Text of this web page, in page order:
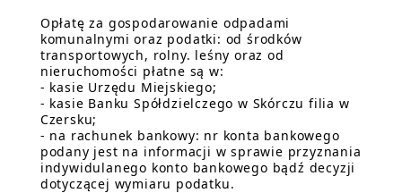
Opłatę za gospodarowanie odpadami
komunalnymi oraz podatki: od środków
transportowych, rolny. leśny oraz od
nieruchomości płatne są w:
- kasie Urzędu Miejskiego;
- kasie Banku Spółdzielczego w Skórczu filia w
Czersku;
- na rachunek bankowy: nr konta bankowego
podany jest na informacji w sprawie przyznania
indywidulanego konto bankowego bądź decyzji
dotyczącej wymiaru podatku.